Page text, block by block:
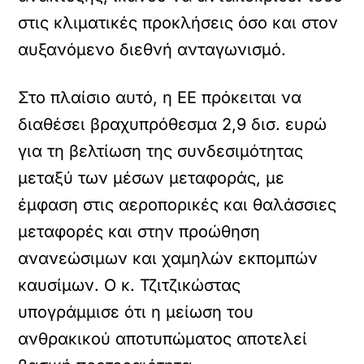
στις κλιματικές προκλήσεις όσο και στον
αυξανόμενο διεθνή ανταγωνισμό.
Στο πλαίσιο αυτό, η ΕΕ πρόκειται να
διαθέσει βραχυπρόθεσμα 2,9 δισ. ευρώ
για τη βελτίωση της συνδεσιμότητας
μεταξύ των μέσων μεταφοράς, με
έμφαση στις αεροπορικές και θαλάσσιες
μεταφορές και στην προώθηση
ανανεώσιμων και χαμηλών εκπομπών
καυσίμων. Ο κ. Τζιτζικώστας
υπογράμμισε ότι η μείωση του
ανθρακικού αποτυπώματος αποτελεί